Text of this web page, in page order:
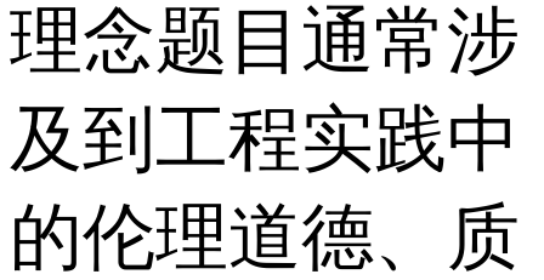
理念题目通常涉
及到工程实践中
的伦理道德、质